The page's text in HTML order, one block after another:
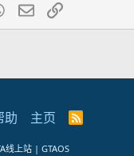
WhatsApp
邮件链接
助 主页
R
线上站 | GTAOS